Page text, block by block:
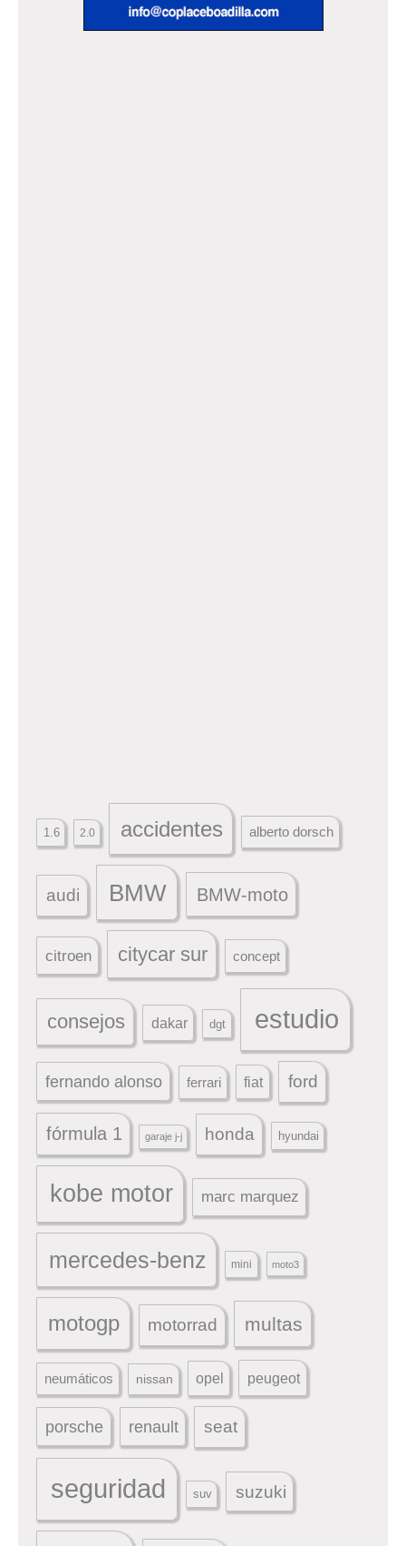
1.6 2.0 accidentes alberto dorsch
audi BMW BMW-moto
citroen citycar sur concept
consejos dakar dgt estudio
fernando alonso ferrari fiat ford
fórmula 1 garaje j-j honda hyundai
kobe motor marc marquez
mercedes-benz mini moto3
motogp motorrad multas
neumáticos nissan opel peugeot
porsche renault seat
seguridad suv suzuki